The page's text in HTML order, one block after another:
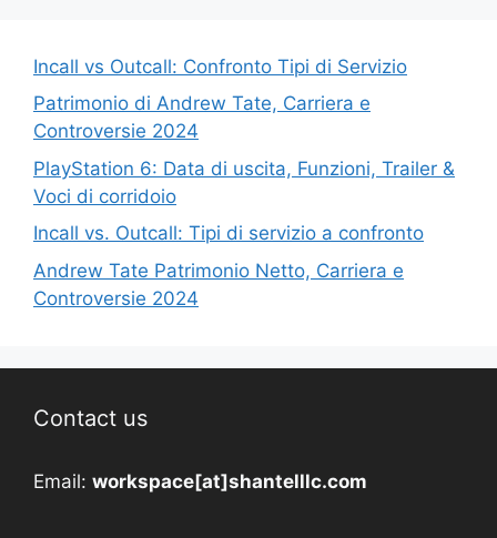
Incall vs Outcall: Confronto Tipi di Servizio
Patrimonio di Andrew Tate, Carriera e
Controversie 2024
PlayStation 6: Data di uscita, Funzioni, Trailer &
Voci di corridoio
Incall vs. Outcall: Tipi di servizio a confronto
Andrew Tate Patrimonio Netto, Carriera e
Controversie 2024
Contact us
Email: workspace[at]shantelllc.com